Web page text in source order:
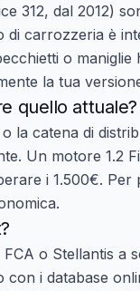
312, dal 2012)
carrozzeria è
o maniglie
la tua
quello attuale?
la catena di
Un motore 1.2
i 1.500€. Per
o Stellantis a
i database